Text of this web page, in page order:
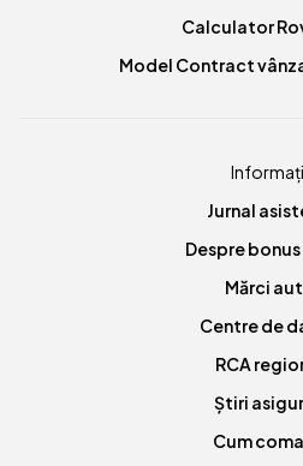
Calculator
Model Contract
Jurnal
Despre
Mărci
Centre de
RCA
Știri
Cum